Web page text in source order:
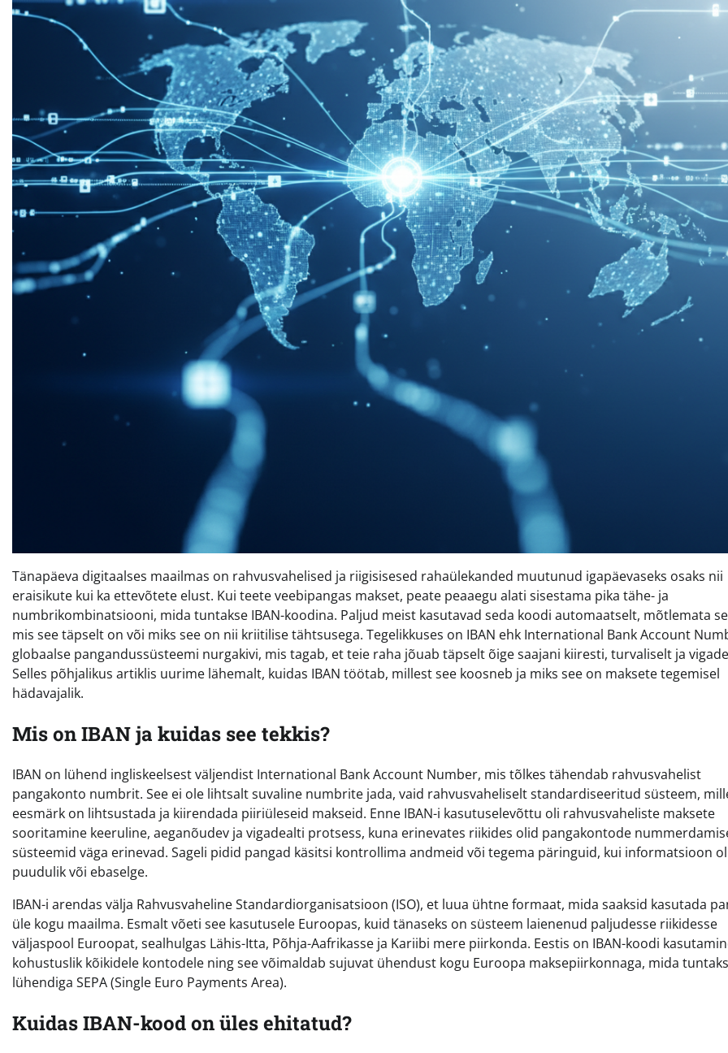
Tänapäeva digitaalses maailmas on rahvusvahelised ja riigisisesed rahaülekanded muutunud igapäevaseks osaks nii
eraisikute kui ka ettevõtete elust. Kui teete veebipangas makset, peate peaaegu alati sisestama pika tähe- ja
numbrikombinatsiooni, mida tuntakse IBAN-koodina. Paljud meist kasutavad seda koodi automaatselt, mõtlemata
mis see täpselt on või miks see on nii kriitilise tähtsusega. Tegelikkuses on IBAN ehk International Bank Account
globaalse pangandussüsteemi nurgakivi, mis tagab, et teie raha jõuab täpselt õige saajani kiiresti, turvaliselt ja
Selles põhjalikus artiklis uurime lähemalt, kuidas IBAN töötab, millest see koosneb ja miks see on maksete tegemisel
hädavajalik.
Mis on IBAN ja kuidas see tekkis?
IBAN on lühend ingliskeelsest väljendist International Bank Account Number, mis tõlkes tähendab rahvusvahelist
pangakonto numbrit. See ei ole lihtsalt suvaline numbrite jada, vaid rahvusvaheliselt standardiseeritud süsteem,
eesmärk on lihtsustada ja kiirendada piiriüleseid makseid. Enne IBAN-i kasutuselevõttu oli rahvusvaheliste maksete
sooritamine keeruline, aeganõudev ja vigadealti protsess, kuna erinevates riikides olid pangakontode
süsteemid väga erinevad. Sageli pidid pangad käsitsi kontrollima andmeid või tegema päringuid, kui informatsioon
puudulik või ebaselge.
IBAN-i arendas välja Rahvusvaheline Standardiorganisatsioon (ISO), et luua ühtne formaat, mida saaksid kasutada
üle kogu maailma. Esmalt võeti see kasutusele Euroopas, kuid tänaseks on süsteem laienenud paljudesse riikidesse
väljaspool Euroopat, sealhulgas Lähis-Itta, Põhja-Aafrikasse ja Kariibi mere piirkonda. Eestis on IBAN-koodi
kohustuslik kõikidele kontodele ning see võimaldab sujuvat ühendust kogu Euroopa maksepiirkonnaga, mida
lühendiga SEPA (Single Euro Payments Area).
Kuidas IBAN-kood on üles ehitatud?